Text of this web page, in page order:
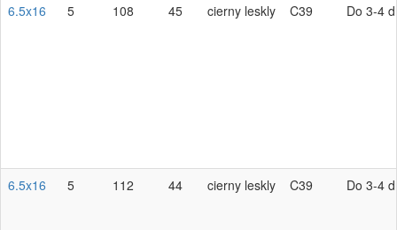
6.5x16 5 108 45 cierny leskly C39 Do 3-4
6.5x16 5 112 44 cierny leskly C39 Do 3-4